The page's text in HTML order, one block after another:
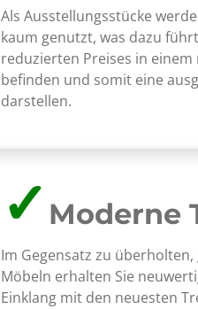
Als Ausstellungsstücke
kaum genutzt, was dazu
reduzierten Preises in
befinden und somit eine
darstellen.
✓ Moderne
Im Gegensatz zu
Möbeln erhalten Sie
Einklang mit den neuesten